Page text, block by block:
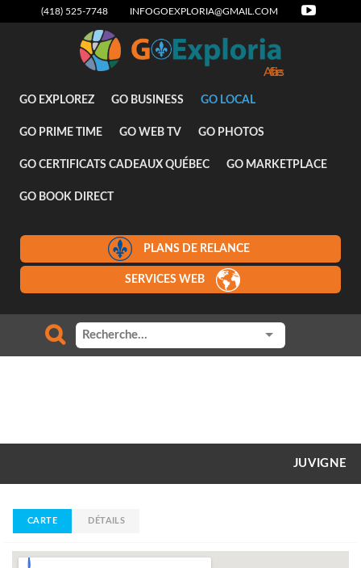
(418) 525-7748 INFOGOEXPLORIA@GMAIL.COM
GO EXPLOREZ GO BUSINESS GO LOCAL
GO PRIME TIME GO WEB TV GO PHOTOS
GO CERTIFICATS CADEAUX QUÉBEC GO MARKETPLACE
GO BOOK DIRECT
PLANS DE RELANCE
SERVICES WEB
JUVIGNE
CARTE DÉTAILS